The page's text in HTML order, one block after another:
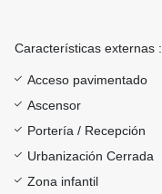
Características externas :
Acceso pavimentado
Ascensor
Portería / Recepción
Urbanización Cerrada
Zona infantil